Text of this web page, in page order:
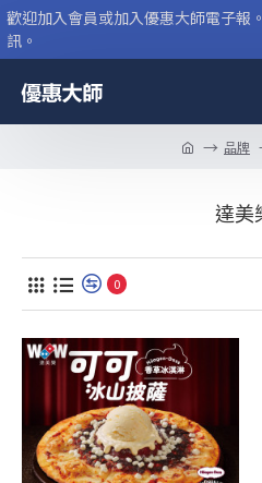
歡迎加入會員或加入優惠大師電子報
訊。
品牌
達美
0